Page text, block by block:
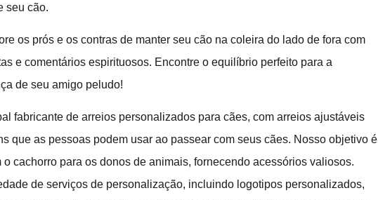
seu cão.
os prós e os contras de manter seu cão na coleira do lado de fora com
e comentários espirituosos. Encontre o equilíbrio perfeito para a
de seu amigo peludo!
fabricante de arreios personalizados para cães, com arreios ajustáveis
que as pessoas podem usar ao passear com seus cães. Nosso objetivo é
cachorro para os donos de animais, fornecendo acessórios valiosos.
de serviços de personalização, incluindo logotipos personalizados,